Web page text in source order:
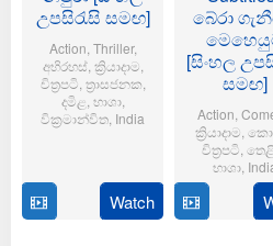
උපසිරැසි සමඟ]
Action Thriller,
අභිරහස්, ක්‍රියාදාම
චිත්‍රපටි ත්‍රාසජනක
දමිළ භාශා,
වික්‍රමාන්විත India
Feb
2025
Thirumeni
Watch
බේරා
[සිංහල
සමඟ]
Action
ක්‍රියාදාම
චිත්‍රපටි ,
භාශා
Jan
Anil